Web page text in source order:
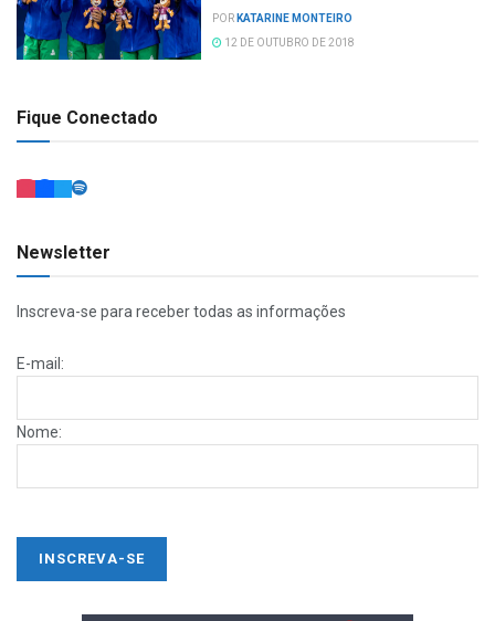
POR KATARINE MONTEIRO
12 DE OUTUBRO DE 2018
Fique Conectado
Newsletter
Inscreva-se para receber todas as informações
E-mail:
Nome: